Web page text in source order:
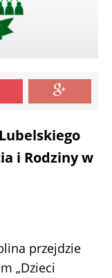
i Rodziny w
przejdzie
„Dzieci